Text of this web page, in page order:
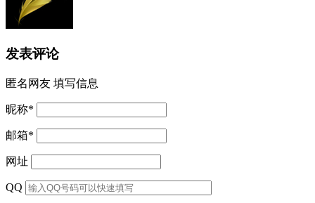
发表评论
匿名网友 填写信息
昵称*
邮箱*
网址
QQ